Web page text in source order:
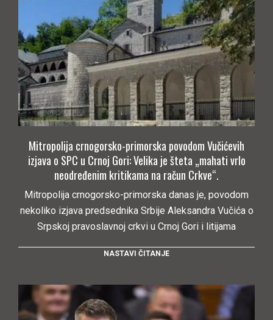
Mitropolija crnogorsko-primorska povodom Vučićevih
izjava o SPC u Crnoj Gori: Velika je šteta „mahati vrlo
neodređenim kritikama na račun Crkve“.
Mitropolija crnogorsko-primorska danas je, povodom
nekoliko izjava predsednika Srbije Aleksandra Vučića o
Srpskoj pravoslavnoj crkvi u Crnoj Gori i litijama
NASTAVI ČITANJE